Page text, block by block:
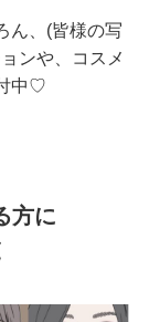
ん、(皆様の写
ンや、コスメ
中♡
方に